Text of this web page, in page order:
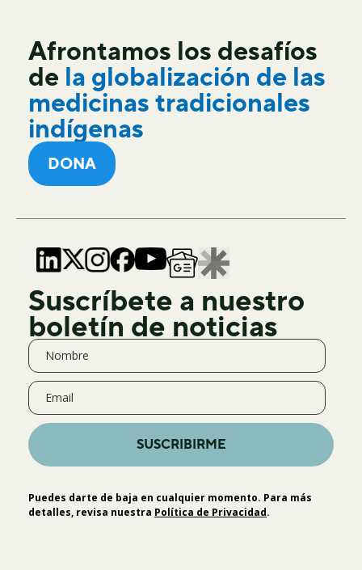
Afrontamos los desafíos
de la globalización de las
medicinas tradicionales
indígenas
DONA
Suscríbete a nuestro
boletín de noticias
SUSCRIBIRME
Puedes darte de baja en cualquier momento. Para más
detalles, revisa nuestra Política de Privacidad.